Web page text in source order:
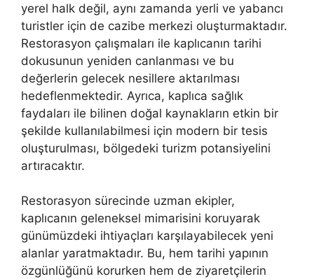
yerel halk değil, aynı zamanda yerli ve yabancı
turistler için de cazibe merkezi oluşturmaktadır.
Restorasyon çalışmaları ile kaplıcanın tarihi
dokusunun yeniden canlanması ve bu
değerlerin gelecek nesillere aktarılması
hedeflenmektedir. Ayrıca, kaplıca sağlık
faydaları ile bilinen doğal kaynakların etkin bir
şekilde kullanılabilmesi için modern bir tesis
oluşturulması, bölgedeki turizm potansiyelini
artıracaktır.
Restorasyon sürecinde uzman ekipler,
kaplıcanın geleneksel mimarisini koruyarak
günümüzdeki ihtiyaçları karşılayabilecek yeni
alanlar yaratmaktadır. Bu, hem tarihi yapının
özgünlüğünü korurken hem de ziyaretçilerin